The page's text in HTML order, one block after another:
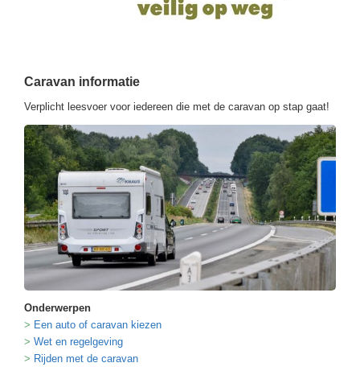
Caravan informatie
Verplicht leesvoer voor iedereen die met de caravan op stap gaat!
Onderwerpen
Een auto of caravan kiezen
Wet en regelgeving
Rijden met de caravan